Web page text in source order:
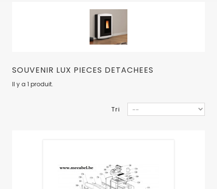
SOUVENIR LUX PIECES DETACHEES
Il y a 1 produit.
Tri